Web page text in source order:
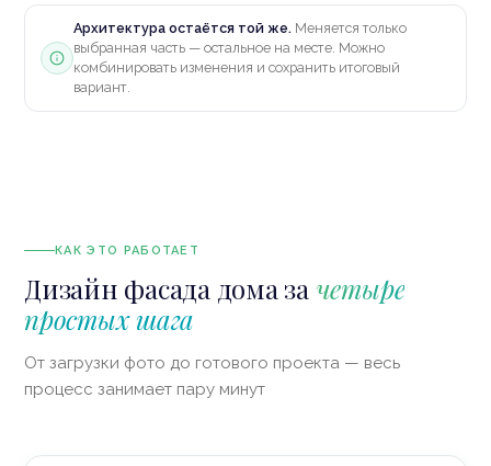
фото вашего дома
Архитектура остаётся той же. Меняется только
выбранная часть — остальное на месте. Можно
комбинировать изменения и сохранить итоговый
вариант.
КАК ЭТО РАБОТАЕТ
Дизайн фасада дома за четыре
простых шага
От загрузки фото до готового проекта — весь
процесс занимает пару минут